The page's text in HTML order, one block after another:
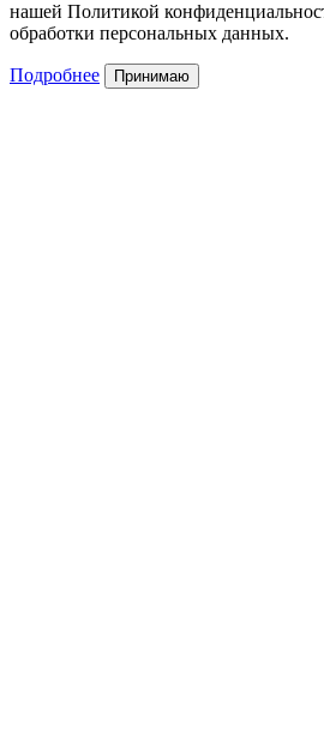
нашей Политикой
обработки персональных данных.
Подробнее Принимаю